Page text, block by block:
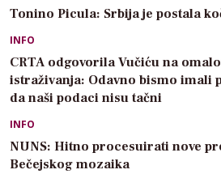
Tonino Picula: Srbija je postala
INFO
CRTA odgovorila Vučiću na
istraživanja: Odavno bismo imali
da naši podaci nisu tačni
INFO
NUNS: Hitno procesuirati nove
Bečejskog mozaika